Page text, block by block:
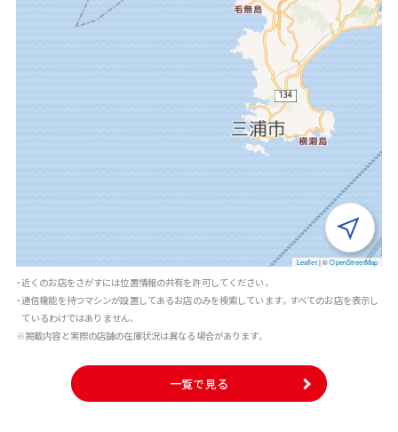
Leaflet |©OpenStreetMap
・近くのお店をさがすには位置情報の共有を許可してください。
・通信機能を持つマシンが設置してあるお店のみを検索しています。すべてのお店を表示し
ているわけではありません。
※掲載内容と実際の店舗の在庫状況は異なる場合があります。
一覧で見る